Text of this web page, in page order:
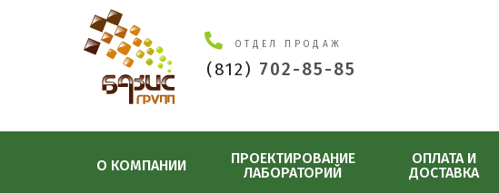
ОТДЕЛ ПРОДАЖ
(812) 702-85-85
О КОМПАНИИ
ПРОЕКТИРОВАНИЕ
ЛАБОРАТОРИЙ
ОПЛАТА И
ДОСТАВКА